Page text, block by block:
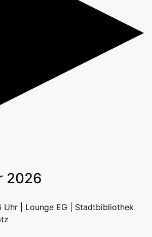
2026
Uhr | Lounge EG | Stadtbibliothek